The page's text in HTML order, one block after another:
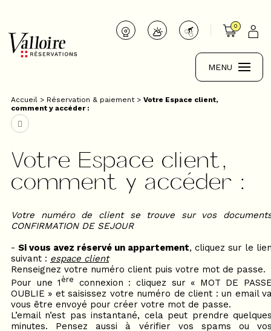
0
MENU
Accueil > Réservation & paiement > Votre Espace client,
comment y accéder :
Votre Espace client,
comment y accéder :
Votre numéro de client se trouve sur vos
CONFIRMATION DE SEJOUR
- Si vous avez réservé un appartement, cliquez sur le
suivant : espace client
Renseignez votre numéro client puis votre mot de passe.
Pour une 1 ère
connexion : cliquez sur « MOT DE
OUBLIE » et saisissez votre numéro de client : un email
vous être envoyé pour créer votre mot de passe.
L’email n’est pas instantané, cela peut prendre
minutes. Pensez aussi à vérifier vos spams ou